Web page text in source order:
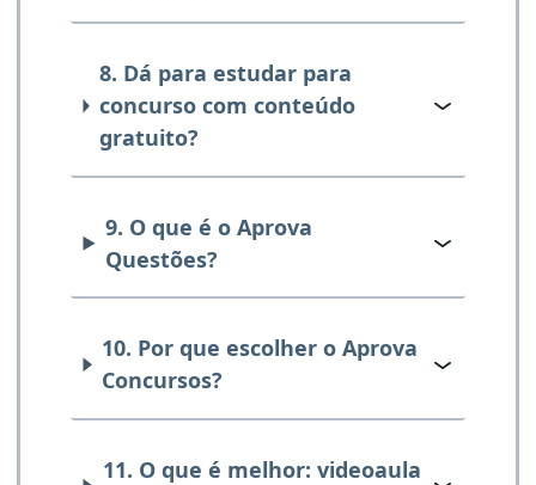
8. Dá para estudar para
concurso com conteúdo
gratuito?
9. O que é o Aprova
Questões?
10. Por que escolher o Aprova
Concursos?
11. O que é melhor: videoaula